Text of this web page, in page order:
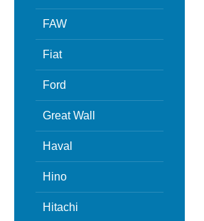
FAW
Fiat
Ford
Great Wall
Haval
Hino
Hitachi